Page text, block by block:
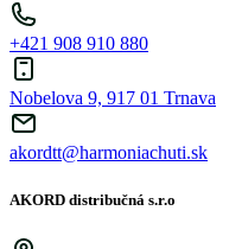
+421 908 910 880
Nobelova 9, 917 01 Trnava
akordtt@harmoniachuti.sk
AKORD distribučná s.r.o